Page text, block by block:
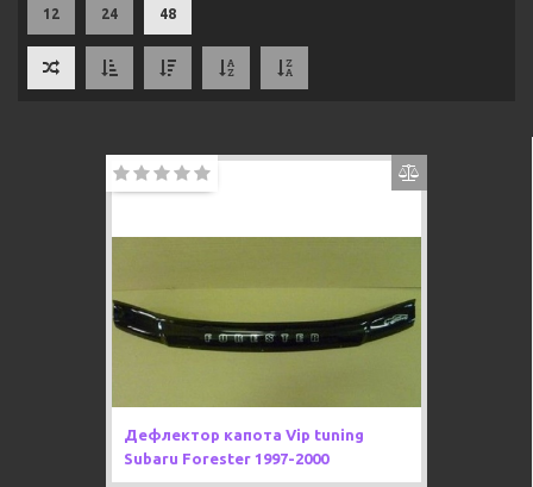
12 24 48
Дефлектор капота Vip tuning
Subaru Forester 1997-2000